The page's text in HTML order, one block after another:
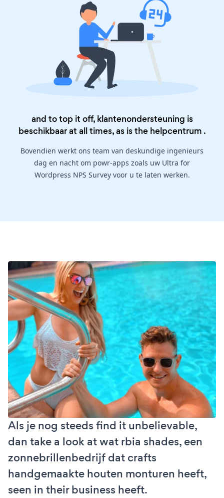
and to top it off, klantenondersteuning is
beschikbaar at all times, as is the helpcentrum .
Bovendien werkt ons team van deskundige ingenieurs
dag en nacht om powr-apps zoals uw Ultra for
Wordpress NPS Survey voor u te laten werken.
Als je nog steeds find it unbelievable,
dan take a look at wat rbia shades, een
zonnebrillenbedrijf dat crafts
handgemaakte houten monturen heeft,
seen in their business heeft.